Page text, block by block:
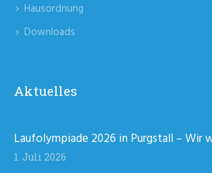
Hausordnung
Downloads
Aktuelles
Laufolympiade 2026 in Purgstall – Wir
1. Juli 2026